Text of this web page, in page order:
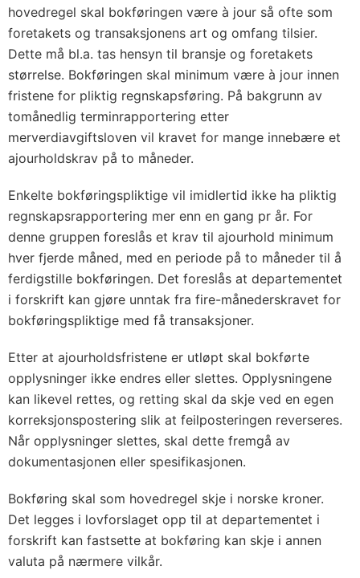
hovedregel skal bokføringen være à jour så ofte som
foretakets og transaksjonens art og omfang tilsier.
Dette må bl.a. tas hensyn til bransje og foretakets
størrelse. Bokføringen skal minimum være à jour innen
fristene for pliktig regnskapsføring. På bakgrunn av
tomånedlig terminrapportering etter
merverdiavgiftsloven vil kravet for mange innebære et
ajourholdskrav på to måneder.
Enkelte bokføringspliktige vil imidlertid ikke ha pliktig
regnskapsrapportering mer enn en gang pr år. For
denne gruppen foreslås et krav til ajourhold minimum
hver fjerde måned, med en periode på to måneder til å
ferdigstille bokføringen. Det foreslås at departementet
i forskrift kan gjøre unntak fra fire-månederskravet for
bokføringspliktige med få transaksjoner.
Etter at ajourholdsfristene er utløpt skal bokførte
opplysninger ikke endres eller slettes. Opplysningene
kan likevel rettes, og retting skal da skje ved en egen
korreksjonspostering slik at feilposteringen reverseres.
Når opplysninger slettes, skal dette fremgå av
dokumentasjonen eller spesifikasjonen.
Bokføring skal som hovedregel skje i norske kroner.
Det legges i lovforslaget opp til at departementet i
forskrift kan fastsette at bokføring kan skje i annen
valuta på nærmere vilkår.